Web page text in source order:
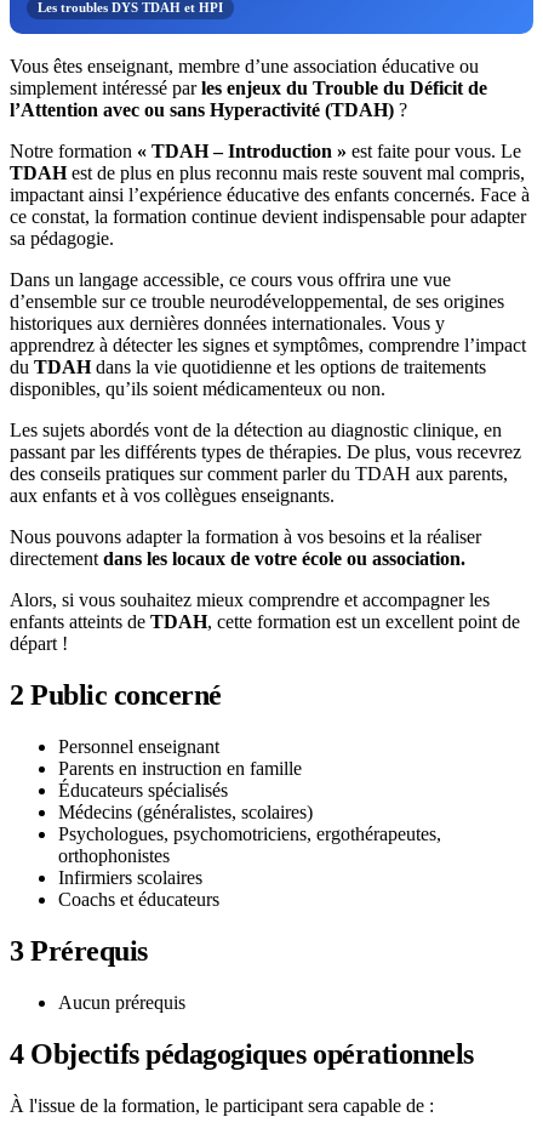
Les troubles DYS TDAH et HPI
Vous êtes enseignant, membre d’une association éducative ou
simplement intéressé parles enjeux du Trouble du Déficit de
l’Attention avec ou sans Hyperactivité (TDAH) ?
Notre formation « TDAH – Introduction » est faite pour vous. Le
TDAHest de plus en plus reconnu mais reste souvent mal compris,
impactant ainsi l’expérience éducative des enfants concernés. Face à
ce constat, la formation continue devient indispensable pour adapter
sa pédagogie.
Dans un langage accessible, ce cours vous offrira une vue
d’ensemble sur ce trouble neurodéveloppemental, de ses origines
historiques aux dernières données internationales. Vous y
apprendrez à détecter les signes et symptômes, comprendre l’impact
du TDAHdans la vie quotidienne et les options de traitements
disponibles, qu’ils soient médicamenteux ou non.
Les sujets abordés vont de la détection au diagnostic clinique, en
passant par les différents types de thérapies. De plus, vous recevrez
des conseils pratiques sur comment parler du TDAH aux parents,
aux enfants et à vos collègues enseignants.
Nous pouvons adapter la formation à vos besoins et la réaliser
directement dans les locaux de votre école ou association.
Alors, si vous souhaitez mieux comprendre et accompagner les
enfants atteints de TDAH, cette formation est un excellent point de
départ !
2 Public concerné
Personnel enseignant
Parents en instruction en famille
Éducateurs spécialisés
Médecins (généralistes, scolaires)
Psychologues, psychomotriciens, ergothérapeutes,
orthophonistes
Infirmiers scolaires
Coachs et éducateurs
3Prérequis
Aucun prérequis
4Objectifs pédagogiques opérationnels
À l'issue de la formation, le participant sera capable de :